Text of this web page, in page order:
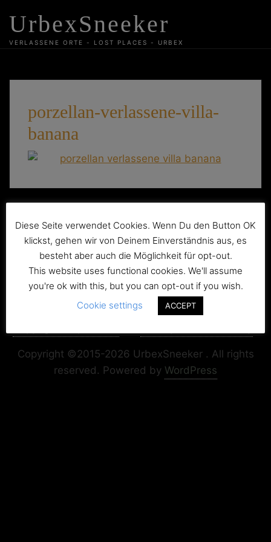
content
UrbexSneeker
VERLASSENE ORTE - LOST PLACES - URBEX
porzellan-verlassene-villa-
banana
Beitragsnavigation
Maison Banana
Copyright ©2015-2026 UrbexSneeker . All rights
reserved. Powered by WordPress
Diese Seite verwendet Cookies. Wenn Du den Button OK
klickst, gehen wir von Deinem Einverständnis aus, es
besteht aber auch die Möglichkeit für opt-out.
This website uses functional cookies. We'll assume
you're ok with this, but you can opt-out if you wish.
Cookie settings
ACCEPT